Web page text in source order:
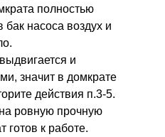
полностью
бак насоса воздух и
и
значит в домкрате
действия п.3-5.
ровную прочную
готов к работе.